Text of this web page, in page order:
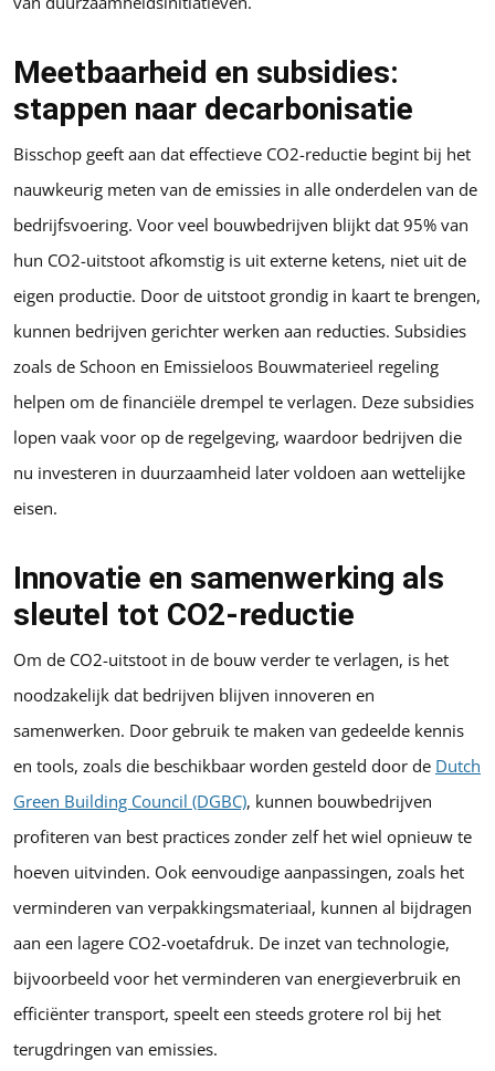
Meetbaarheid en subsidies:
stappen naar decarbonisatie
Bisschop geeft aan dat effectieve CO2-reductie begint bij het
nauwkeurig meten van de emissies in alle onderdelen van de
bedrijfsvoering. Voor veel bouwbedrijven blijkt dat 95% van
hun CO2-uitstoot afkomstig is uit externe ketens, niet uit de
eigen productie. Door de uitstoot grondig in kaart te brengen,
kunnen bedrijven gerichter werken aan reducties. Subsidies
zoals de Schoon en Emissieloos Bouwmaterieel regeling
helpen om de financiële drempel te verlagen. Deze subsidies
lopen vaak voor op de regelgeving, waardoor bedrijven die
nu investeren in duurzaamheid later voldoen aan wettelijke
eisen.
Innovatie en samenwerking als
sleutel tot CO2-reductie
Om de CO2-uitstoot in de bouw verder te verlagen, is het
noodzakelijk dat bedrijven blijven innoveren en
samenwerken. Door gebruik te maken van gedeelde kennis
en tools, zoals die beschikbaar worden gesteld door de Dutch
Green Building Council (DGBC), kunnen bouwbedrijven
profiteren van best practices zonder zelf het wiel opnieuw te
hoeven uitvinden. Ook eenvoudige aanpassingen, zoals het
verminderen van verpakkingsmateriaal, kunnen al bijdragen
aan een lagere CO2-voetafdruk. De inzet van technologie,
bijvoorbeeld voor het verminderen van energieverbruik en
efficiënter transport, speelt een steeds grotere rol bij het
terugdringen van emissies.